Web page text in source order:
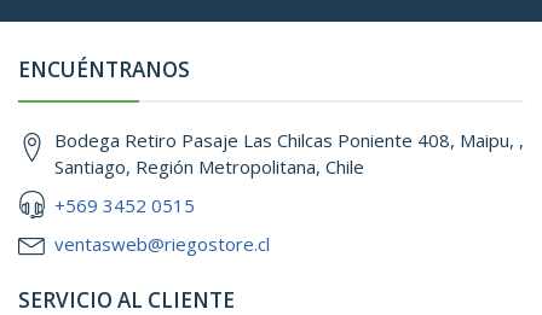
ENCUÉNTRANOS
Bodega Retiro Pasaje Las Chilcas Poniente 408, Maipu, ,
Santiago, Región Metropolitana, Chile
+569 3452 0515
ventasweb@riegostore.cl
SERVICIO AL CLIENTE